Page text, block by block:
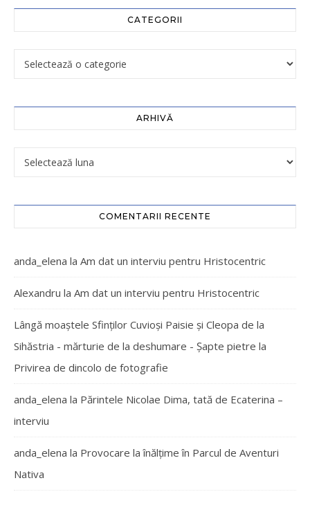
CATEGORII
ARHIVĂ
COMENTARII RECENTE
anda_elena la Am dat un interviu pentru Hristocentric
Alexandru la Am dat un interviu pentru Hristocentric
Lângă moaștele Sfinților Cuvioși Paisie și Cleopa de la
Sihăstria - mărturie de la deshumare - Şapte pietre la
Privirea de dincolo de fotografie
anda_elena la Părintele Nicolae Dima, tată de Ecaterina –
interviu
anda_elena la Provocare la înălțime în Parcul de Aventuri
Nativa